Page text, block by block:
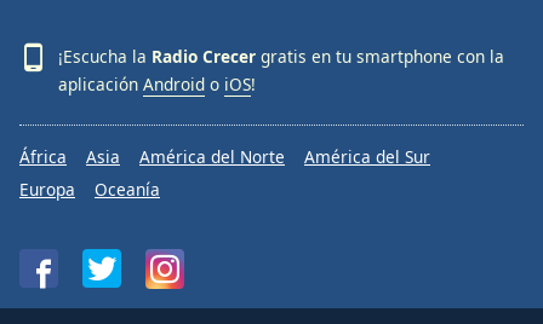
¡Escucha la Radio Crecer gratis en tu smartphone con la
aplicación Android o iOS!
África Asia América del Norte
América del Sur
Europa
Oceanía